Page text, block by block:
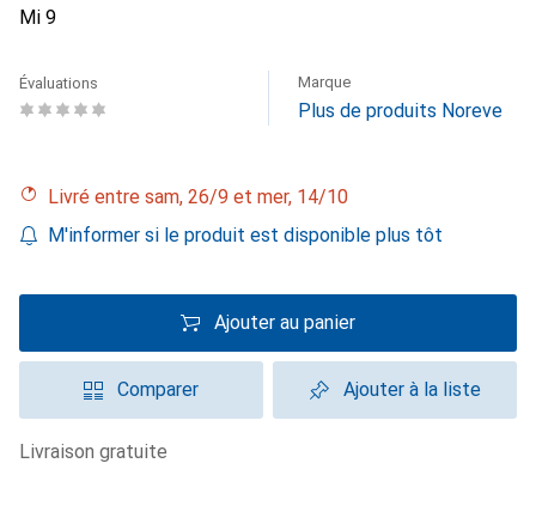
Mi 9
Évaluations Marque
Plus de produits Noreve
Livré entre sam, 26/9 et mer, 14/10
M'informer si le produit est disponible plus tôt
Ajouter au panier
Comparer Ajouter à la liste
livraison gratuite